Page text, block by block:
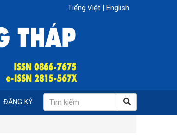
Tiếng Việt | English
ĐĂNG KÝ